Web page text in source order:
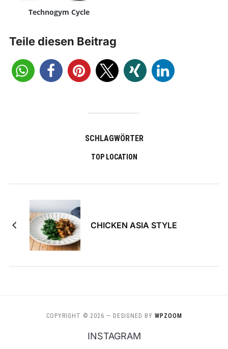
Technogym Cycle
Teile diesen Beitrag
SCHLAGWÖRTER
TOP LOCATION
CHICKEN ASIA STYLE
COPYRIGHT © 2026 — DESIGNED BY WPZOOM
INSTAGRAM